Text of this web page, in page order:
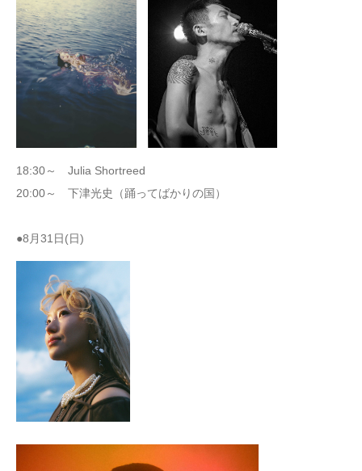
18:30～ Julia Shortreed
20:00～ 下津光史（踊ってばかりの国）
●8月31日(日)